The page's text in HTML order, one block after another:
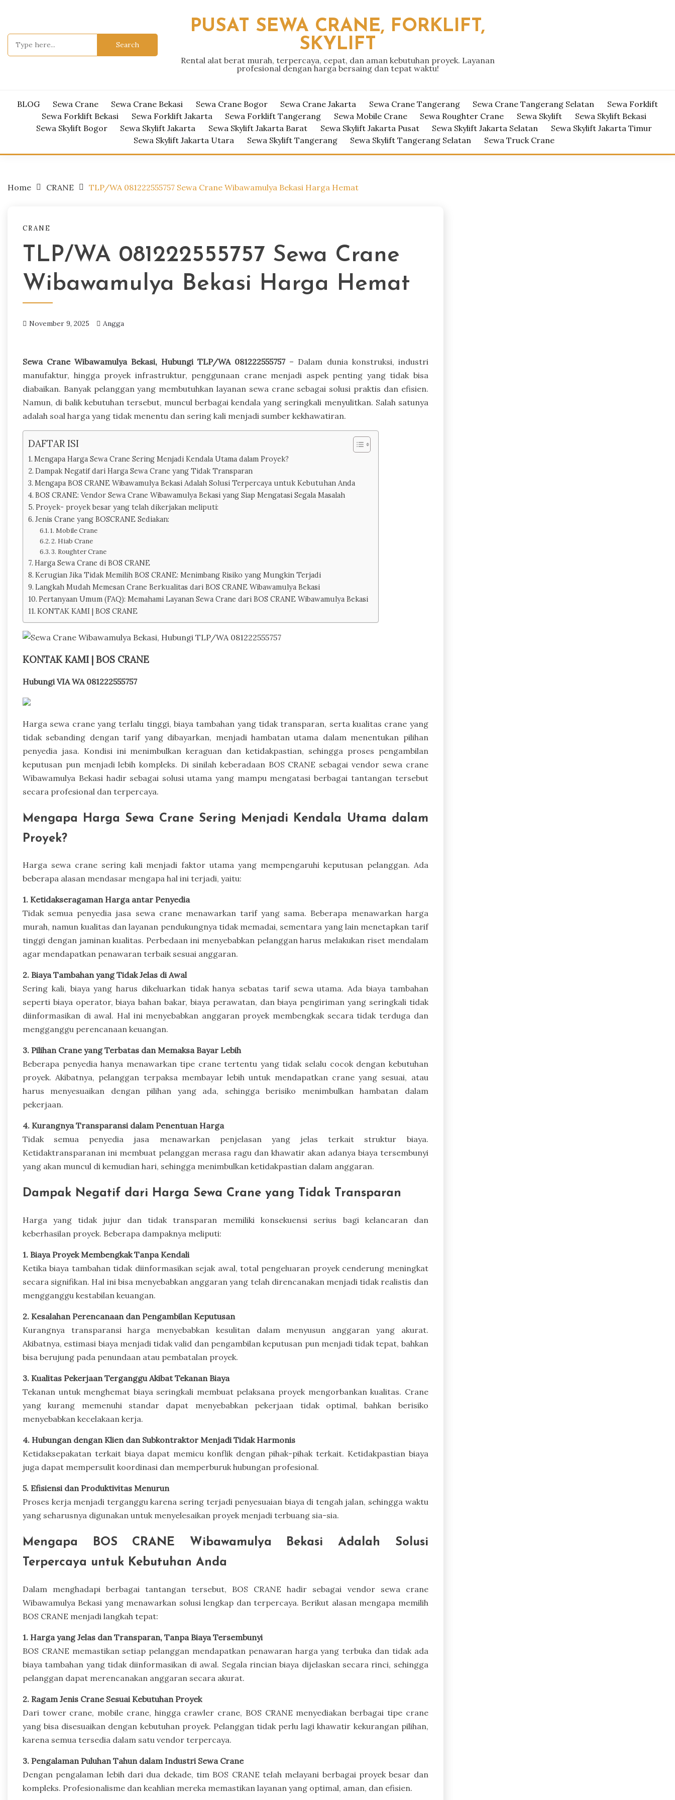
PUSAT SEWA CRANE, FORKLIFT,
SKYLIFT
Rental alat berat murah, terpercaya, cepat, dan aman kebutuhan proyek. Layanan
profesional dengan harga bersaing dan tepat waktu!
BLOG Sewa Crane Sewa Crane Bekasi Sewa Crane Bogor Sewa Crane Jakarta Sewa Crane Tangerang Sewa Crane Tangerang Selatan
Sewa Forklift
Sewa Forklift Bekasi
Sewa Forklift Jakarta Sewa Forklift Tangerang Sewa Mobile Crane Sewa Roughter Crane Sewa Skylift
Sewa Skylift Bekasi
Sewa Skylift Bogor
Sewa Skylift Jakarta Sewa Skylift Jakarta Barat Sewa Skylift Jakarta Pusat Sewa Skylift Jakarta Selatan
Sewa Skylift Jakarta Timur
Sewa Skylift Jakarta Utara
Sewa Skylift Tangerang Sewa Skylift Tangerang Selatan Sewa Truck Crane
Home CRANE TLP/WA 081222555757 Sewa Crane Wibawamulya Bekasi Harga Hemat
CRANE
TLP/WA 081222555757 Sewa Crane
Wibawamulya Bekasi Harga Hemat
November 9, 2025 Angga
Sewa Crane Wibawamulya Bekasi, Hubungi TLP/WA 081222555757– Dalam dunia konstruksi, industri
manufaktur, hingga proyek infrastruktur, penggunaan crane menjadi aspek penting yang tidak bisa
diabaikan. Banyak pelanggan yang membutuhkan layanan sewa crane sebagai solusi praktis dan efisien.
Namun, di balik kebutuhan tersebut, muncul berbagai kendala yang seringkali menyulitkan. Salah satunya
adalah soal harga yang tidak menentu dan sering kali menjadi sumber kekhawatiran.
DAFTAR ISI
Mengapa Harga Sewa Crane Sering Menjadi Kendala Utama dalam Proyek?
Dampak Negatif dari Harga Sewa Crane yang Tidak Transparan
Mengapa BOS CRANE Wibawamulya Bekasi Adalah Solusi Terpercaya untuk Kebutuhan Anda
BOS CRANE: Vendor Sewa Crane Wibawamulya Bekasi yang Siap Mengatasi Segala Masalah
Proyek- proyek besar yang telah dikerjakan meliputi:
Jenis Crane yang BOSCRANE Sediakan:
1. Mobile Crane
2. Hiab Crane
3. Roughter Crane
Harga Sewa Crane di BOS CRANE
Kerugian Jika Tidak Memilih BOS CRANE: Menimbang Risiko yang Mungkin Terjadi
Langkah Mudah Memesan Crane Berkualitas dari BOS CRANE Wibawamulya Bekasi
Pertanyaan Umum (FAQ): Memahami Layanan Sewa Crane dari BOS CRANE Wibawamulya Bekasi
KONTAK KAMI | BOS CRANE
KONTAK KAMI | BOS CRANE
Hubungi VIA WA 081222555757
Harga sewa crane yang terlalu tinggi, biaya tambahan yang tidak transparan, serta kualitas crane yang
tidak sebanding dengan tarif yang dibayarkan, menjadi hambatan utama dalam menentukan pilihan
penyedia jasa. Kondisi ini menimbulkan keraguan dan ketidakpastian, sehingga proses pengambilan
keputusan pun menjadi lebih kompleks. Di sinilah keberadaan BOS CRANE sebagai vendor sewa crane
Wibawamulya Bekasi hadir sebagai solusi utama yang mampu mengatasi berbagai tantangan tersebut
secara profesional dan terpercaya.
Mengapa Harga Sewa Crane Sering Menjadi Kendala Utama dalam
Proyek?
Harga sewa crane sering kali menjadi faktor utama yang mempengaruhi keputusan pelanggan. Ada
beberapa alasan mendasar mengapa hal ini terjadi, yaitu:
1. Ketidakseragaman Harga antar Penyedia
Tidak semua penyedia jasa sewa crane menawarkan tarif yang sama. Beberapa menawarkan harga
murah, namun kualitas dan layanan pendukungnya tidak memadai, sementara yang lain menetapkan tarif
tinggi dengan jaminan kualitas. Perbedaan ini menyebabkan pelanggan harus melakukan riset mendalam
agar mendapatkan penawaran terbaik sesuai anggaran.
2. Biaya Tambahan yang Tidak Jelas di Awal
Sering kali, biaya yang harus dikeluarkan tidak hanya sebatas tarif sewa utama. Ada biaya tambahan
seperti biaya operator, biaya bahan bakar, biaya perawatan, dan biaya pengiriman yang seringkali tidak
diinformasikan di awal. Hal ini menyebabkan anggaran proyek membengkak secara tidak terduga dan
mengganggu perencanaan keuangan.
3. Pilihan Crane yang Terbatas dan Memaksa Bayar Lebih
Beberapa penyedia hanya menawarkan tipe crane tertentu yang tidak selalu cocok dengan kebutuhan
proyek. Akibatnya, pelanggan terpaksa membayar lebih untuk mendapatkan crane yang sesuai, atau
harus menyesuaikan dengan pilihan yang ada, sehingga berisiko menimbulkan hambatan dalam
pekerjaan.
4. Kurangnya Transparansi dalam Penentuan Harga
Tidak semua penyedia jasa menawarkan penjelasan yang jelas terkait struktur biaya.
Ketidaktransparanan ini membuat pelanggan merasa ragu dan khawatir akan adanya biaya tersembunyi
yang akan muncul di kemudian hari, sehingga menimbulkan ketidakpastian dalam anggaran.
Dampak Negatif dari Harga Sewa Crane yang Tidak Transparan
Harga yang tidak jujur dan tidak transparan memiliki konsekuensi serius bagi kelancaran dan
keberhasilan proyek. Beberapa dampaknya meliputi:
1. Biaya Proyek Membengkak Tanpa Kendali
Ketika biaya tambahan tidak diinformasikan sejak awal, total pengeluaran proyek cenderung meningkat
secara signifikan. Hal ini bisa menyebabkan anggaran yang telah direncanakan menjadi tidak realistis dan
mengganggu kestabilan keuangan.
2. Kesalahan Perencanaan dan Pengambilan Keputusan
Kurangnya transparansi harga menyebabkan kesulitan dalam menyusun anggaran yang akurat.
Akibatnya, estimasi biaya menjadi tidak valid dan pengambilan keputusan pun menjadi tidak tepat, bahkan
bisa berujung pada penundaan atau pembatalan proyek.
3. Kualitas Pekerjaan Terganggu Akibat Tekanan Biaya
Tekanan untuk menghemat biaya seringkali membuat pelaksana proyek mengorbankan kualitas. Crane
yang kurang memenuhi standar dapat menyebabkan pekerjaan tidak optimal, bahkan berisiko
menyebabkan kecelakaan kerja.
4. Hubungan dengan Klien dan Subkontraktor Menjadi Tidak Harmonis
Ketidaksepakatan terkait biaya dapat memicu konflik dengan pihak-pihak terkait. Ketidakpastian biaya
juga dapat mempersulit koordinasi dan memperburuk hubungan profesional.
5. Efisiensi dan Produktivitas Menurun
Proses kerja menjadi terganggu karena sering terjadi penyesuaian biaya di tengah jalan, sehingga waktu
yang seharusnya digunakan untuk menyelesaikan proyek menjadi terbuang sia-sia.
Mengapa BOS CRANE Wibawamulya Bekasi Adalah Solusi
Terpercaya untuk Kebutuhan Anda
Dalam menghadapi berbagai tantangan tersebut, BOS CRANE hadir sebagai vendor sewa crane
Wibawamulya Bekasi yang menawarkan solusi lengkap dan terpercaya. Berikut alasan mengapa memilih
BOS CRANE menjadi langkah tepat:
1. Harga yang Jelas dan Transparan, Tanpa Biaya Tersembunyi
BOS CRANE memastikan setiap pelanggan mendapatkan penawaran harga yang terbuka dan tidak ada
biaya tambahan yang tidak diinformasikan di awal. Segala rincian biaya dijelaskan secara rinci, sehingga
pelanggan dapat merencanakan anggaran secara akurat.
2. Ragam Jenis Crane Sesuai Kebutuhan Proyek
Dari tower crane, mobile crane, hingga crawler crane, BOS CRANE menyediakan berbagai tipe crane
yang bisa disesuaikan dengan kebutuhan proyek. Pelanggan tidak perlu lagi khawatir kekurangan pilihan,
karena semua tersedia dalam satu vendor terpercaya.
3. Pengalaman Puluhan Tahun dalam Industri Sewa Crane
Dengan pengalaman lebih dari dua dekade, tim BOS CRANE telah melayani berbagai proyek besar dan
kompleks. Profesionalisme dan keahlian mereka memastikan layanan yang optimal, aman, dan efisien.